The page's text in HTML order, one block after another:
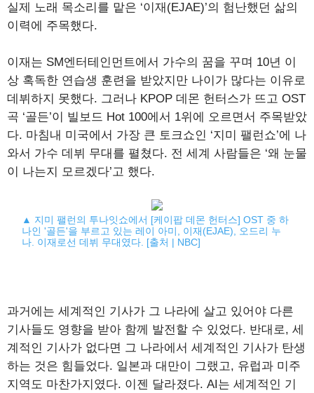
실제 노래 목소리를 맡은 ‘이재(EJAE)’의 험난했던 삶의
이력에 주목했다.
이재는 SM엔터테인먼트에서 가수의 꿈을 꾸며 10년 이
상 혹독한 연습생 훈련을 받았지만 나이가 많다는 이유로
데뷔하지 못했다. 그러나 KPOP 데몬 헌터스가 뜨고 OST
곡 ‘골든’이 빌보드 Hot 100에서 1위에 오르면서 주목받았
다. 마침내 미국에서 가장 큰 토크쇼인 ‘지미 팰런쇼’에 나
와서 가수 데뷔 무대를 펼쳤다. 전 세계 사람들은 ‘왜 눈물
이 나는지 모르겠다’고 했다.
▲ 지미 팰런의 투나잇쇼에서 [케이팝 데몬 헌터스] OST 중 하
나인 '골든'을 부르고 있는 레이 아미, 이재(EJAE), 오드리 누
나. 이재로선 데뷔 무대였다. [출처 | NBC]
과거에는 세계적인 기사가 그 나라에 살고 있어야 다른
기사들도 영향을 받아 함께 발전할 수 있었다. 반대로, 세
계적인 기사가 없다면 그 나라에서 세계적인 기사가 탄생
하는 것은 힘들었다. 일본과 대만이 그랬고, 유럽과 미주
지역도 마찬가지였다. 이젠 달라졌다. AI는 세계적인 기